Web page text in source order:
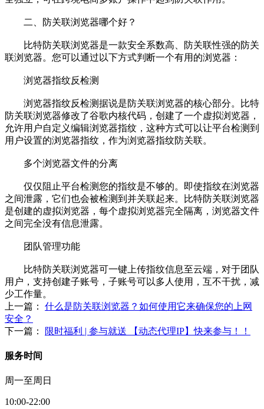
二、防关联浏览器哪个好？
比特防关联浏览器是一款安全系数高、防关联性强的防关
联浏览器。您可以通过以下方式判断一个有用的浏览器：
浏览器指纹反检测
浏览器指纹反检测据说是防关联浏览器的核心部分。比特
防关联浏览器修改了谷歌内核代码，创建了一个虚拟浏览器，
允许用户自定义编辑浏览器指纹，这种方式可以让平台检测到
用户设置的浏览器指纹，作为浏览器指纹防关联。
多个浏览器文件的分离
仅仅阻止平台检测您的指纹是不够的。即使指纹在浏览器
之间泄露，它们也会被检测到并关联起来。比特防关联浏览器
是创建的虚拟浏览器，每个虚拟浏览器完全隔离，浏览器文件
之间完全没有信息泄露。
团队管理功能
比特防关联浏览器可一键上传指纹信息至云端，对于团队
用户，支持创建子账号，子账号可以多人使用，互不干扰，减
少工作量。
上一篇： 什么是防关联浏览器？如何使用它来确保您的上网
安全？
下一篇：
限时福利 | 参与就送 【动态代理IP】快来参与！！
服务时间
周一至周日
10:00-22:00